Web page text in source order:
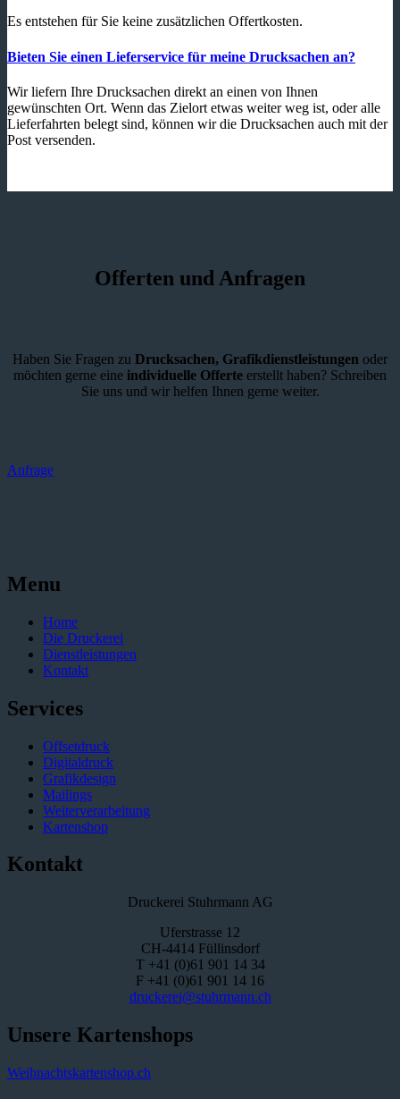
Es entstehen für Sie keine zusätzlichen Offertkosten.
Bieten Sie einen Lieferservice für meine Drucksachen an?
Wir liefern Ihre Drucksachen direkt an einen von Ihnen
gewünschten Ort. Wenn das Zielort etwas weiter weg ist, oder alle
Lieferfahrten belegt sind, können wir die Drucksachen auch mit der
Post versenden.
Offerten und Anfragen
Haben Sie Fragen zu Drucksachen, Grafikdienstleistungen oder
möchten gerne eine individuelle Offerte erstellt haben? Schreiben
Sie uns und wir helfen Ihnen gerne weiter.
Anfrage
Menu
Home
Die Druckerei
Dienstleistungen
Kontakt
Services
Offsetdruck
Digitaldruck
Grafikdesign
Mailings
Weiterverarbeitung
Kartenshop
Kontakt
Druckerei Stuhrmann AG
Uferstrasse 12
CH-4414 Füllinsdorf
T +41 (0)61 901 14 34
F +41 (0)61 901 14 16
druckerei@stuhrmann.ch
Unsere Kartenshops
Weihnachtskartenshop.ch